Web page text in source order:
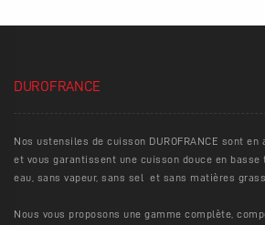
DUROFRANCE
Nos ustensiles de cuisson DUROFRANCE sont en
et vous garantissent une cuisson douce en basse
eau, sans vapeur, sans sel et sans matières
Nous vous proposons une gamme complète,